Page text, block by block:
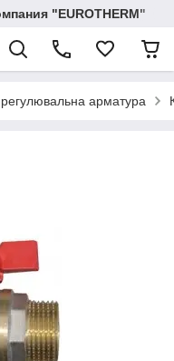
"EUROTHERM"
арматура